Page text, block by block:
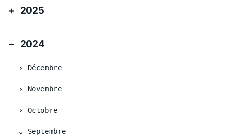
2025
2024
Décembre
Novembre
Octobre
Septembre